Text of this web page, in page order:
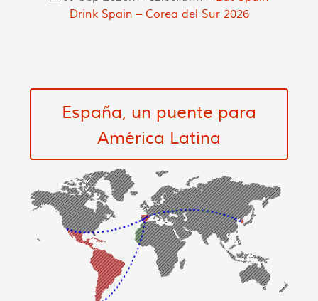
Drink Spain – Corea del Sur 2026
España, un puente para
América Latina